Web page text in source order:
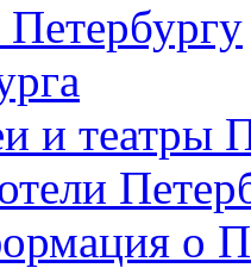
и театры
о